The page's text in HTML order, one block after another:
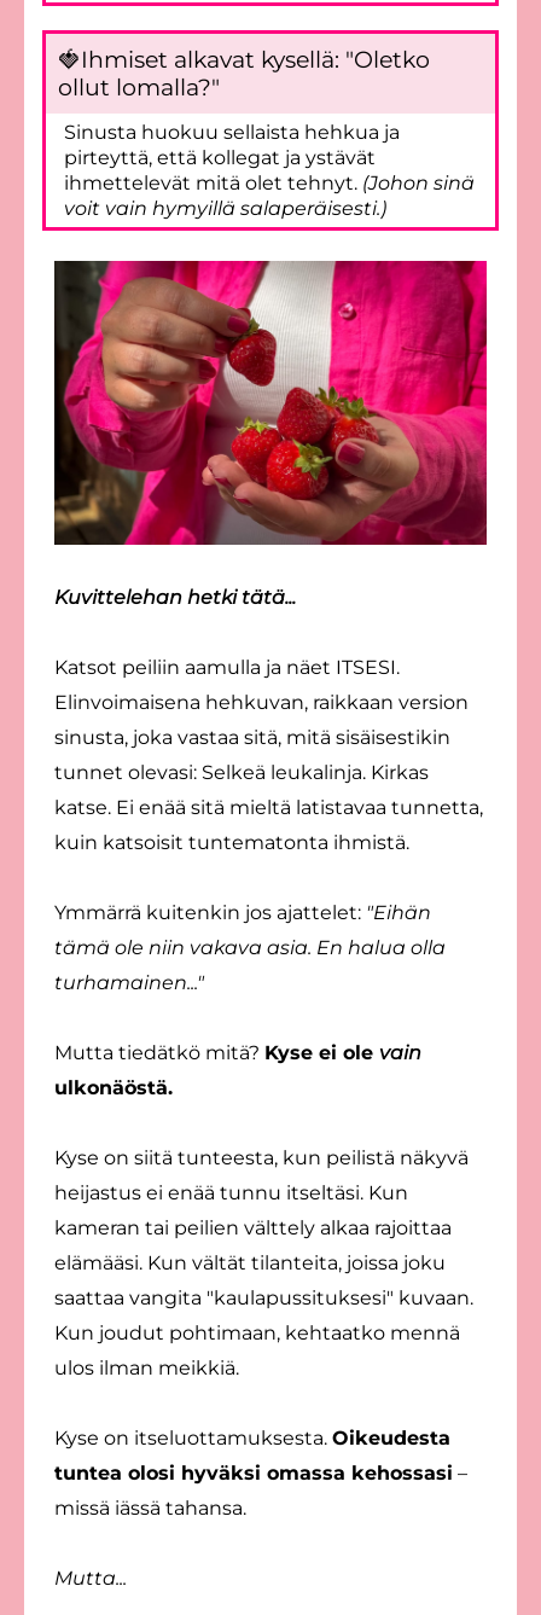
🍓Ihmiset alkavat kysellä: "Oletko
ollut lomalla?"
Sinusta huokuu sellaista hehkua ja
pirteyttä, että kollegat ja ystävät
ihmettelevät mitä olet tehnyt. (Johon sinä
voit vain hymyillä salaperäisesti.)
Kuvittelehan hetki tätä...
Katsot peiliin aamulla ja näet ITSESI.
Elinvoimaisena hehkuvan, raikkaan version
sinusta, joka vastaa sitä, mitä sisäisestikin
tunnet olevasi: Selkeä leukalinja. Kirkas
katse. Ei enää sitä mieltä latistavaa tunnetta,
kuin katsoisit tuntematonta ihmistä.
Ymmärrä kuitenkin jos ajattelet: "Eihän
tämä ole niin vakava asia. En halua olla
turhamainen..."
Mutta tiedätkö mitä? Kyse ei ole vain
ulkonäöstä.
Kyse on siitä tunteesta, kun peilistä näkyvä
heijastus ei enää tunnu itseltäsi. Kun
kameran tai peilien välttely alkaa rajoittaa
elämääsi. Kun vältät tilanteita, joissa joku
saattaa vangita "kaulapussituksesi" kuvaan.
Kun joudut pohtimaan, kehtaatko mennä
ulos ilman meikkiä.
Kyse on itseluottamuksesta. Oikeudesta
tuntea olosi hyväksi omassa kehossasi –
missä iässä tahansa.
Mutta...